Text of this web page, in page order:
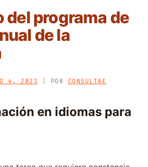
del programa de
de la
4, 2023 POR CONSULTAE
en idiomas para